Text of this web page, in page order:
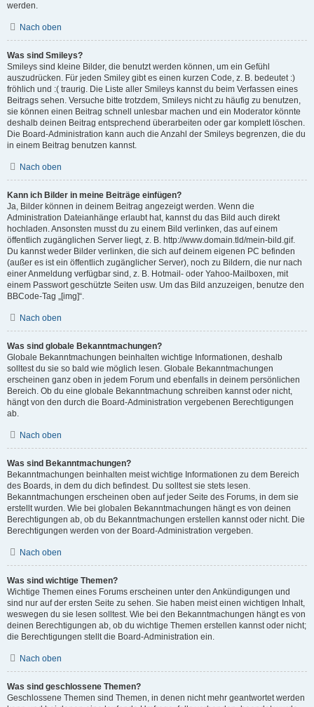
werden.
Nach oben
Was sind Smileys?
Smileys sind kleine Bilder, die benutzt werden können, um ein Gefühl
auszudrücken. Für jeden Smiley gibt es einen kurzen Code, z. B. bedeutet :)
fröhlich und :( traurig. Die Liste aller Smileys kannst du beim Verfassen eines
Beitrags sehen. Versuche bitte trotzdem, Smileys nicht zu häufig zu benutzen,
sie können einen Beitrag schnell unlesbar machen und ein Moderator könnte
deshalb deinen Beitrag entsprechend überarbeiten oder gar komplett löschen.
Die Board-Administration kann auch die Anzahl der Smileys begrenzen, die du
in einem Beitrag benutzen kannst.
Nach oben
Kann ich Bilder in meine Beiträge einfügen?
Ja, Bilder können in deinem Beitrag angezeigt werden. Wenn die
Administration Dateianhänge erlaubt hat, kannst du das Bild auch direkt
hochladen. Ansonsten musst du zu einem Bild verlinken, das auf einem
öffentlich zugänglichen Server liegt, z. B. http://www.domain.tld/mein-bild.gif.
Du kannst weder Bilder verlinken, die sich auf deinem eigenen PC befinden
(außer es ist ein öffentlich zugänglicher Server), noch zu Bildern, die nur nach
einer Anmeldung verfügbar sind, z. B. Hotmail- oder Yahoo-Mailboxen, mit
einem Passwort geschützte Seiten usw. Um das Bild anzuzeigen, benutze den
BBCode-Tag „[img]“.
Nach oben
Was sind globale Bekanntmachungen?
Globale Bekanntmachungen beinhalten wichtige Informationen, deshalb
solltest du sie so bald wie möglich lesen. Globale Bekanntmachungen
erscheinen ganz oben in jedem Forum und ebenfalls in deinem persönlichen
Bereich. Ob du eine globale Bekanntmachung schreiben kannst oder nicht,
hängt von den durch die Board-Administration vergebenen Berechtigungen
ab.
Nach oben
Was sind Bekanntmachungen?
Bekanntmachungen beinhalten meist wichtige Informationen zu dem Bereich
des Boards, in dem du dich befindest. Du solltest sie stets lesen.
Bekanntmachungen erscheinen oben auf jeder Seite des Forums, in dem sie
erstellt wurden. Wie bei globalen Bekanntmachungen hängt es von deinen
Berechtigungen ab, ob du Bekanntmachungen erstellen kannst oder nicht. Die
Berechtigungen werden von der Board-Administration vergeben.
Nach oben
Was sind wichtige Themen?
Wichtige Themen eines Forums erscheinen unter den Ankündigungen und
sind nur auf der ersten Seite zu sehen. Sie haben meist einen wichtigen Inhalt,
weswegen du sie lesen solltest. Wie bei den Bekanntmachungen hängt es von
deinen Berechtigungen ab, ob du wichtige Themen erstellen kannst oder nicht;
die Berechtigungen stellt die Board-Administration ein.
Nach oben
Was sind geschlossene Themen?
Geschlossene Themen sind Themen, in denen nicht mehr geantwortet werden